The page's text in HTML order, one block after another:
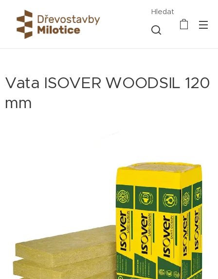
Hledat
Vata ISOVER WOODSIL 120
mm